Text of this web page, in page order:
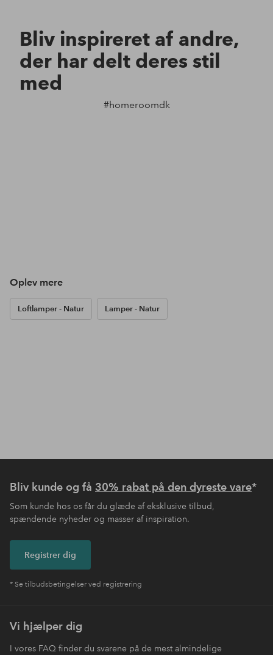
Bliv inspireret af andre,
der har delt deres stil
med
#homeroomdk
Oplev mere
Loftlamper - Natur Lamper - Natur
Bliv kunde og få 30% rabat på den dyreste vare*
Som kunde hos os får du glæde af eksklusive tilbud,
spændende nyheder og masser af inspiration.
Registrer dig
* Se tilbudsbetingelser ved registrering
Vi hjælper dig
I vores FAQ finder du svarene på de mest almindelige